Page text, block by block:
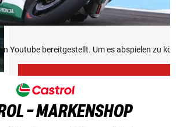
Youtube bereitgestellt. Um es abspielen zu
- MARKENSHOP